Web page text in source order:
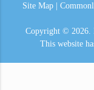
Site Map
Copyright © 2026.
This website